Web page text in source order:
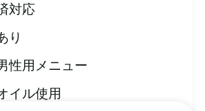
対応
り
性用メニュー
イル使用